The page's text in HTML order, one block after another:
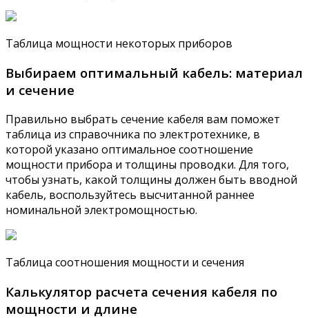
Таблица мощности некоторых приборов
Выбираем оптимальный кабель: материал
и сечение
Правильно выбрать сечение кабеля вам поможет
таблица из справочника по электротехнике, в
которой указано оптимальное соотношение
мощности прибора и толщины проводки. Для того,
чтобы узнать, какой толщины должен быть вводной
кабель, воспользуйтесь высчитанной раннее
номинальной электромощностью.
Таблица соотношения мощности и сечения
Калькулятор расчета сечения кабеля по
мощности и длине